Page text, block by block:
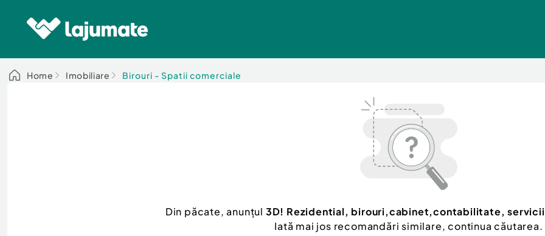
Home Imobiliare Birouri - Spatii comerciale
Din păcate, anunțul 3D! Rezidential, birouri,cabinet,contabilitate,
Iată mai jos recomandări similare, continua căutarea.